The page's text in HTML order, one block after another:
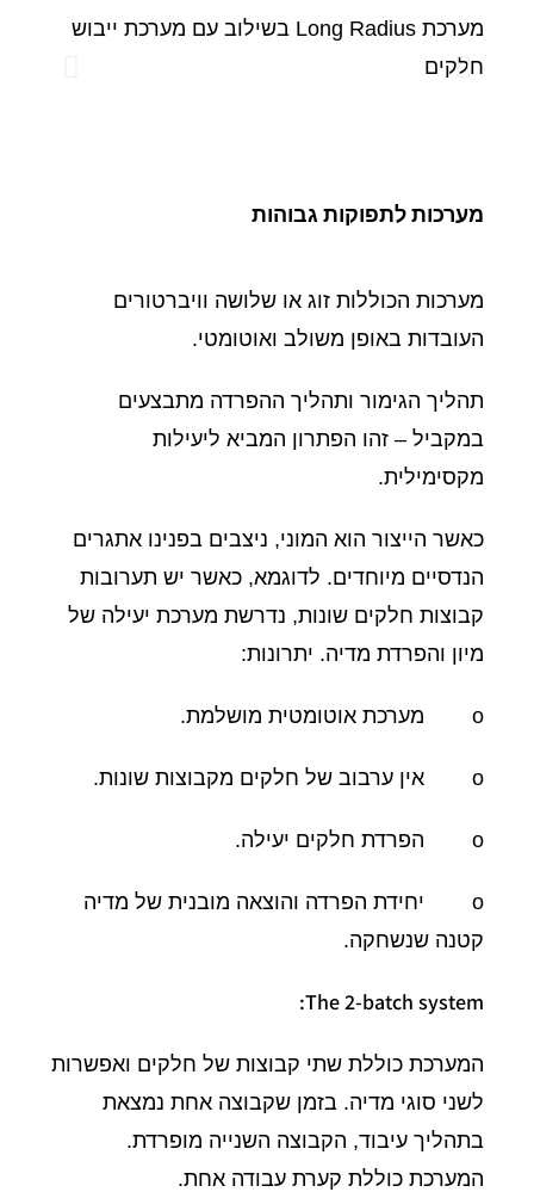
מערכת Long Radius בשילוב עם מערכת ייבוש
חלקים
מערכות לתפוקות גבוהות
מערכות הכוללות זוג או שלושה וויברטורים
העובדות באופן משולב ואוטומטי.
תהליך הגימור ותהליך ההפרדה מתבצעים
במקביל – זהו הפתרון המביא ליעילות
מקסימילית.
כאשר הייצור הוא המוני, ניצבים בפנינו אתגרים
הנדסיים מיוחדים. לדוגמא, כאשר יש תערובות
קבוצות חלקים שונות, נדרשת מערכת יעילה של
מיון והפרדת מדיה. יתרונות:
o מערכת אוטומטית מושלמת.
o אין ערבוב של חלקים מקבוצות שונות.
o הפרדת חלקים יעילה.
o יחידת הפרדה והוצאה מובנית של מדיה
קטנה שנשחקה.
The 2-batch system:
המערכת כוללת שתי קבוצות של חלקים ואפשרות
לשני סוגי מדיה. בזמן שקבוצה אחת נמצאת
בתהליך עיבוד, הקבוצה השנייה מופרדת.
המערכת כוללת קערת עבודה אחת.